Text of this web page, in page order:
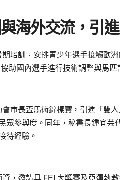
海外交流，引
培訓，安排青少年選手接觸歐
助國內選手進行技術調整與馬匹
市長盃馬術錦標賽，引進「雙
眾參與度。同年，秘書長鍾宜
待經驗。
，邀請具 FEI 大獎賽及亞運執